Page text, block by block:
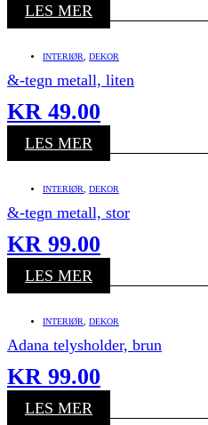
LES MER
INTERIØR DEKOR
&-tegn metall, liten
KR 49.00
LES MER
INTERIØR DEKOR
&-tegn metall, stor
KR 99.00
LES MER
INTERIØR DEKOR
Adana telysholder, brun
KR 99.00
LES MER